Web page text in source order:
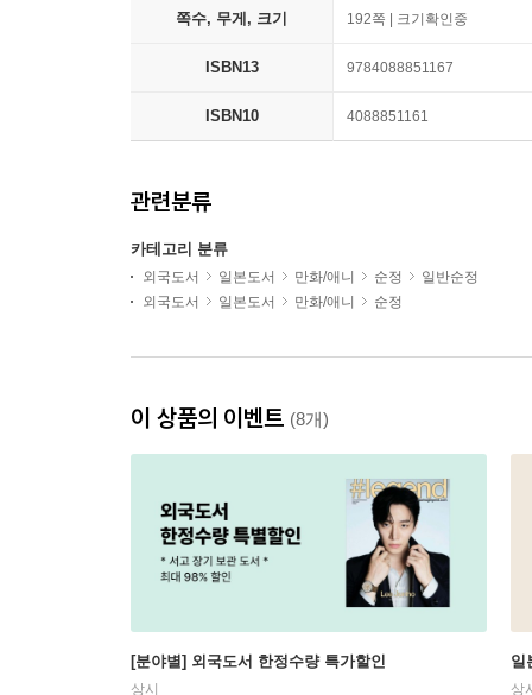
쪽수, 무게, 크기 192쪽 | 크기확인중
ISBN13 9784088851167
ISBN10 4088851161
관련분류
카테고리 분류
외국도서 일본도서 만화/애니 순정
일반순정
외국도서
일본도서 만화/애니 순정
이 상품의 이벤트 (8개)
[분야별] 외국도서 한정수량 특가할인
상시
일
상